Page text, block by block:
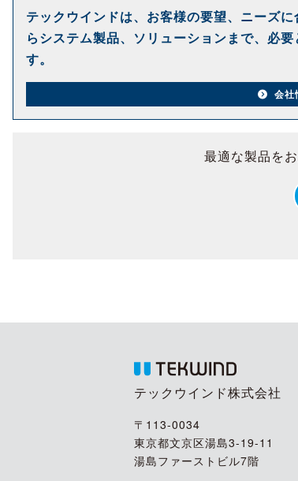
テックウインドは、お客様の要望、ニーズ
らシステム製品、ソリューションまで、必
す。
会社
最適な製品を
テックウインド株式会社
〒113-0034
東京都文京区湯島3-19-11
湯島ファーストビル7階